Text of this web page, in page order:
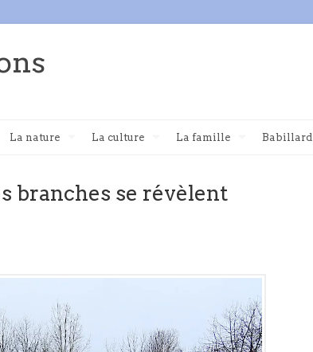
La nature La culture La famille Babillard
branches se révèlent